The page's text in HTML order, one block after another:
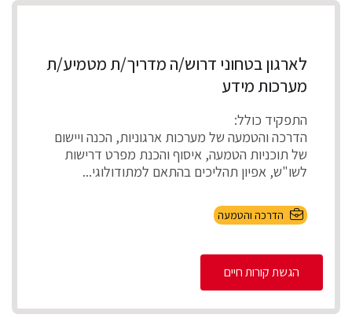
לארגון בטחוני דרוש/ה מדריך/ת מטמיע/ת
מערכות מידע
התפקיד כולל:
הדרכה והטמעה של מערכות ארגוניות, הכנה ויישום
של תוכניות הטמעה, איסוף והכנת מפרט דרישות
לשו"ש, אפיון תהליכים בהתאם למתודולוגי...
הדרכה והטמעה
הגשת קורות חיים